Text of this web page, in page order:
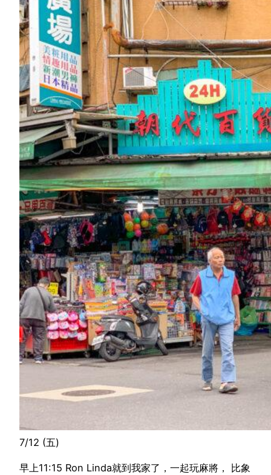
7/12 (五)
早上11:15 Ron Linda就到我家了，一起玩麻將， 比象